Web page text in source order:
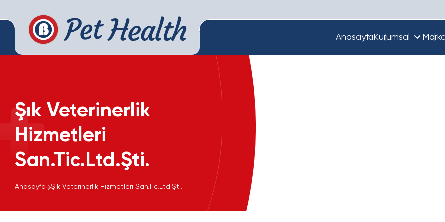
Anasayfa Kurumsal
Şık Veterinerlik
Hizmetleri
San.Tic.Ltd.Şti.
Anasayfa Şık Veterinerlik Hizmetleri San.Tic.Ltd.Şti.